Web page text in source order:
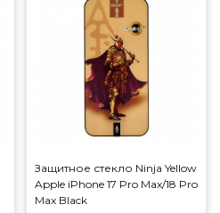
Защитное стекло Ninja Yellow
Apple iPhone 17 Pro Max/18 Pro
Max Black